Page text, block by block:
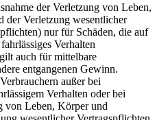
der Verletzung von Leben,
der Verletzung wesentlicher
nur für Schäden, die auf
Verhalten
auch für mittelbare
entgangenen Gewinn.
außer bei
Verhalten oder bei
von Leben, Körper und